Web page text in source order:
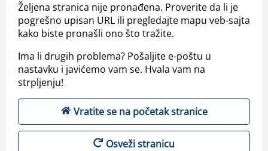
Željena stranica nije pronađena. Proverite da li je
pogrešno upisan URL ili pregledajte mapu veb-sajta
kako biste pronašli ono što tražite.
Ima li drugih problema? Pošaljite e-poštu u
nastavku i javićemo vam se. Hvala vam na
strpljenju!
Vratite se na početak stranice
Osveži stranicu